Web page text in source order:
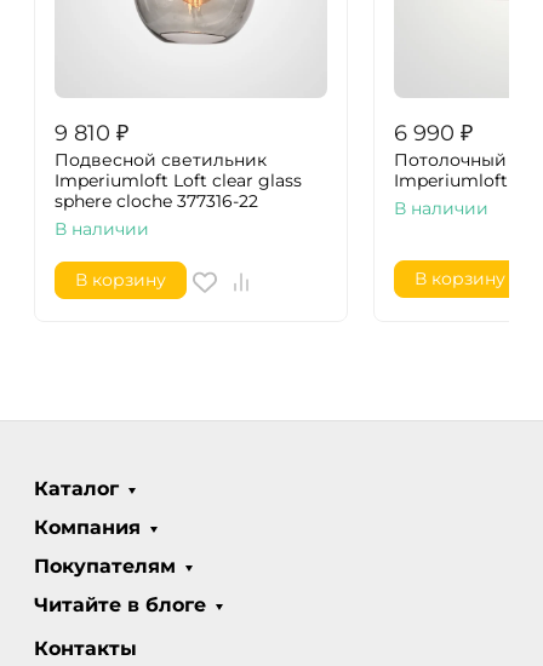
9 810 ₽
Подвесной светильник
Imperiumloft Loft clear glass
sphere cloche 377316-22
В наличии
В корзину
6 990 ₽
Потолочный
Imperiumloft Birk
В наличии
В корзину
Каталог
Компания
Покупателям
Читайте в блоге
Контакты